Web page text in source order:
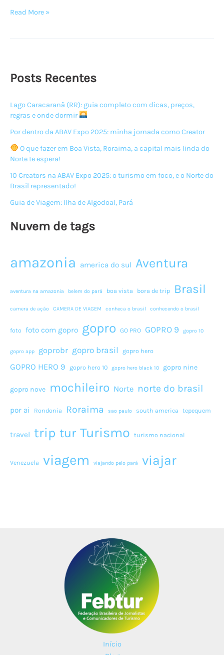
O
trilhas,
poços,
e
a
maior
cachoeira
do
Read More »
Posts Recentes
Lago Caracaranã (RR): guia completo com dicas, preços,
regras e onde dormir
Por dentro da ABAV Expo 2025: minha jornada como Creator
O que fazer em Boa Vista, Roraima, a capital mais linda do
Norte te espera!
10 Creators na ABAV Expo 2025: o turismo em foco, e o Norte do
Brasil representado!
Guia de Viagem: Ilha de Algodoal, Pará
Nuvem de tags
amazonia america do sul Aventura
aventura na amazonia belem do pará boa vista bora de trip Brasil
camera de ação CAMERA DE VIAGEM conheca o brasil conhecendo o brasil
foto foto com gopro gopro GO PRO GOPRO 9 gopro 10
gopro app goprobr gopro brasil gopro hero
GOPRO HERO 9 gopro hero 10 gopro hero black 10 gopro nine
gopro nove mochileiro Norte norte do brasil
por ai Rondonia Roraima sao paulo south america tepequem
travel trip tur Turismo turismo nacional
Venezuela viagem viajando pelo pará viajar
Início